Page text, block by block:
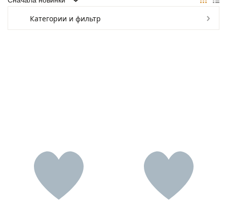
Категории и фильтр
Ваш вопрос
Нажимая на кнопку "Перезвоните мне", я даю согласие на